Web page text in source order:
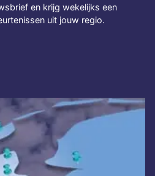
en krijg wekelijks een
uit jouw regio.